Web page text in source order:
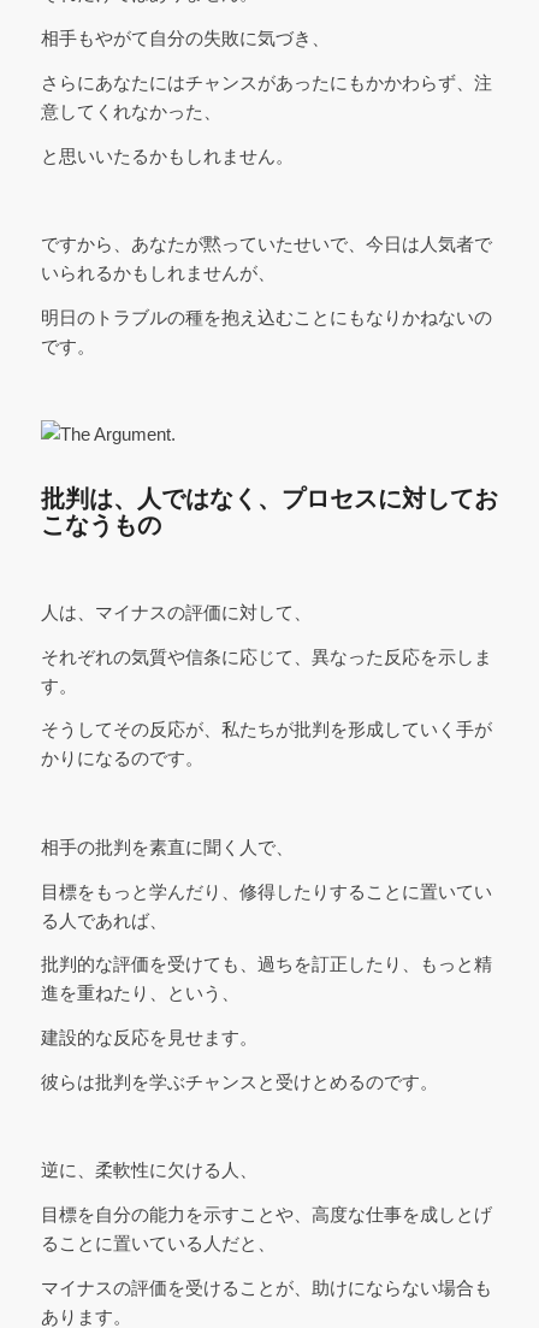
相手もやがて自分の失敗に気づき、
さらにあなたにはチャンスがあったにもかかわらず、注
意してくれなかった、
と思いいたるかもしれません。
ですから、あなたが黙っていたせいで、今日は人気者で
いられるかもしれませんが、
明日のトラブルの種を抱え込むことにもなりかねないの
です。
批判は、人ではなく、プロセスに対してお
こなうもの
人は、マイナスの評価に対して、
それぞれの気質や信条に応じて、異なった反応を示しま
す。
そうしてその反応が、私たちが批判を形成していく手が
かりになるのです。
相手の批判を素直に聞く人で、
目標をもっと学んだり、修得したりすることに置いてい
る人であれば、
批判的な評価を受けても、過ちを訂正したり、もっと精
進を重ねたり、という、
建設的な反応を見せます。
彼らは批判を学ぶチャンスと受けとめるのです。
逆に、柔軟性に欠ける人、
目標を自分の能力を示すことや、高度な仕事を成しとげ
ることに置いている人だと、
マイナスの評価を受けることが、助けにならない場合も
あります。